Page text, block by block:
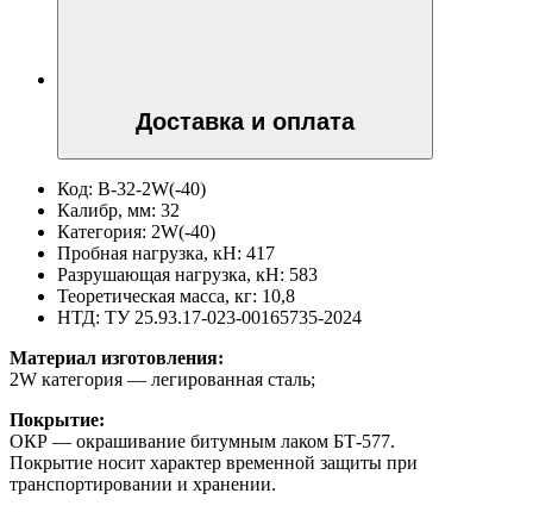
Доставка и оплата
Код: В-32-2W(-40)
Калибр, мм: 32
Категория: 2W(-40)
Пробная нагрузка, кН: 417
Разрушающая нагрузка, кН: 583
Теоретическая масса, кг: 10,8
НТД: ТУ 25.93.17-023-00165735-2024
Материал изготовления:
2W категория — легированная сталь;
Покрытие:
ОКР — окрашивание битумным лаком БТ-577.
Покрытие носит характер временной защиты при
транспортировании и хранении.